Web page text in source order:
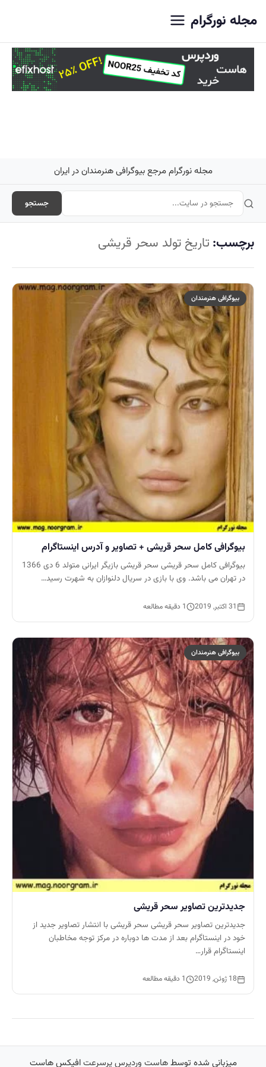
مجله نورگرام
مجله نورگرام مرجع بیوگرافی هنرمندان در ایران
جستجو
برچسب: تاریخ تولد سحر قریشی
بیوگرافی هنرمندان
بیوگرافی کامل سحر قریشی + تصاویر و آدرس اینستاگرام
بیوگرافی کامل سحر قریشی سحر قریشی بازیگر ایرانی متولد 6 دی 1366
در تهران می باشد. وی با بازی در سریال دلنوازان به شهرت رسید…
31 اکتبر, 2019 1 دقیقه مطالعه
بیوگرافی هنرمندان
جدیدترین تصاویر سحر قریشی
جدیدترین تصاویر سحر قریشی سحر قریشی با انتشار تصاویر جدید از
خود در اینستاگرام بعد از مدت ها دوباره در مرکز توجه مخاطبان
اینستاگرام قرار…
18 ژوئن, 2019 1 دقیقه مطالعه
میزبانی شده توسطهاست وردپرس پرسرعتافیکس هاست